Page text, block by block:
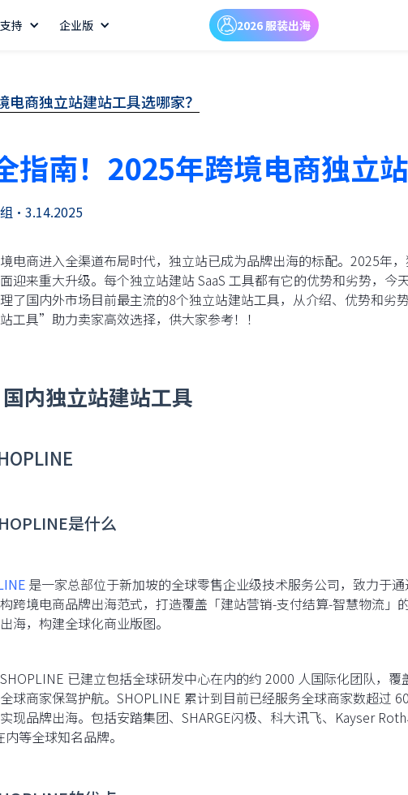
持 企业版 2026 服装出海
商独立站建站工具选哪家？
指南！2025年跨境电商独立
• 3.14.2025
电商进入全渠道布局时代，独立站已成为品牌出海的标配。2025年
迎来重大升级。每个独立站建站 SaaS 工具都有它的优势和劣势，
了国内外市场目前最主流的8个独立站建站工具，从介绍、优势和
工具”助力卖家高效选择，供大家参考！！
内独立站建站工具
是什么
是一家总部位于新加坡的全球零售企业级技术服务公司，致力于
跨境电商品牌出海范式，打造覆盖「建站营销-支付结算-智慧物流」
海，构建全球化商业版图。
已建立包括全球研发中心在内的约 2000 人国际化团队，
球商家保驾护航。SHOPLINE 累计到目前已经服务全球商家数超过
现品牌出海。包括安踏集团、SHARGE闪极、科大讯飞、Kayser
内等全球知名品牌。